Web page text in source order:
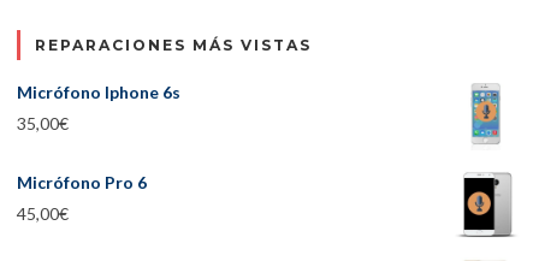
REPARACIONES MÁS VISTAS
Micrófono Iphone 6s
35,00€
Micrófono Pro 6
45,00€